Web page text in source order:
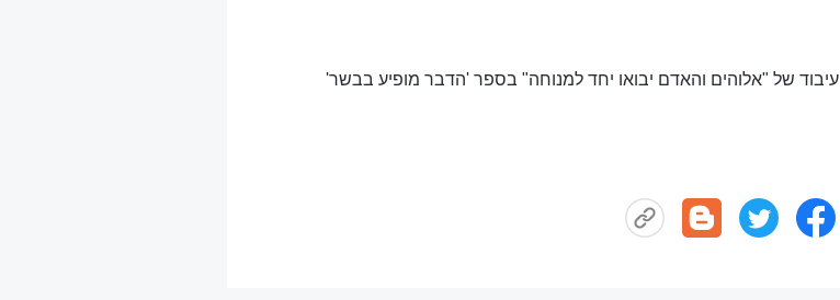
עיבוד של "אלוהים והאדם יבואו יחד למנוחה" בספר 'הדבר מופיע בבשר'